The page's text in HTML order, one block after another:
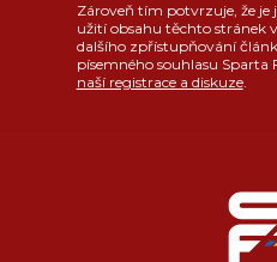
Zároveň tím potvrzuje, že je
užití obsahu těchto stránek
dalšího zpřístupňování
písemného souhlasu Sparta
naší registrace a diskuze.